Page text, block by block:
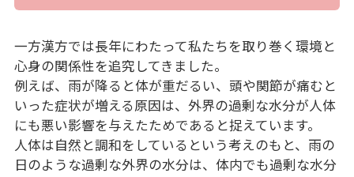
一方漢方では長年にわたって私たちを取り巻く環境と
心身の関係性を追究してきました。
例えば、雨が降ると体が重だるい、頭や関節が痛むと
いった症状が増える原因は、外界の過剰な水分が人体
にも悪い影響を与えたためであると捉えています。
人体は自然と調和をしているという考えのもと、雨の
日のような過剰な外界の水分は、体内でも過剰な水分